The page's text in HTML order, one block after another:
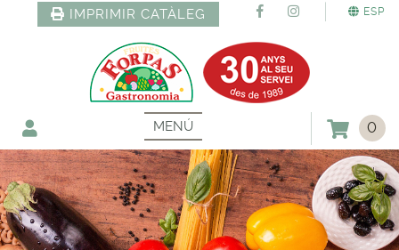
ESP
IMPRIMIR CATÀLEG
MENÚ 0